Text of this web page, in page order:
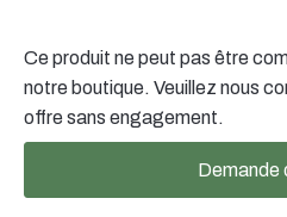
Ce produit ne peut pas être
notre boutique. Veuillez nous
offre sans engagement.
Demande